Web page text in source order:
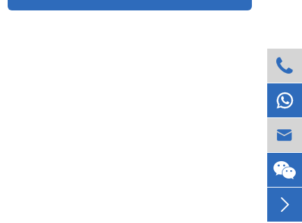



